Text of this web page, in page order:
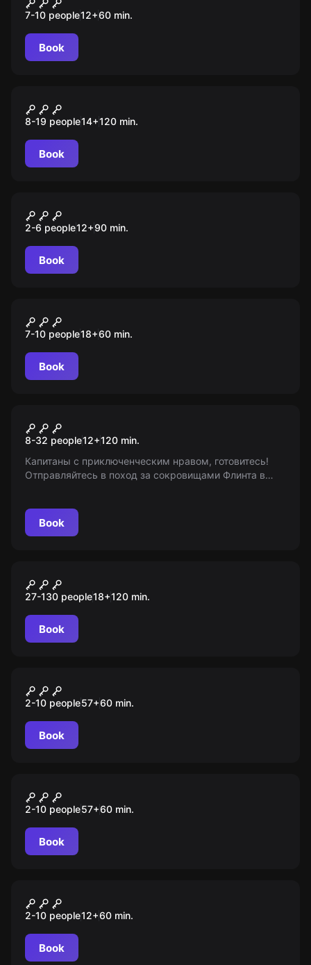
7-10 people12+60 min.
Book
Тайны Венеции
8-19 people14+120 min.
Book
Оно. Последнее
представление
2-6 people12+90 min.
Book
Зимний детектив
7-10 people18+60 min.
Book
Завещание Флинта
8-32 people12+120 min.
Капитаны с приключенческим нравом, готовитеcь!
Отправляйтесь в поход за сокровищами Флинта в
Детективная линия гарантирована. 12+
Book
Ставки сделаны
27-130 people18+120 min.
Book
Тайна старого чемодана
2-10 people57+60 min.
Book
По следам динозавров
2-10 people57+60 min.
Book
Джуманджи. Новый уровень
2-10 people12+60 min.
Book